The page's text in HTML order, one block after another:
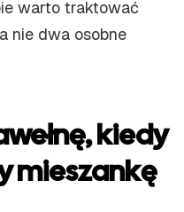
warto traktować
nie dwa osobne
kiedy
mieszankę